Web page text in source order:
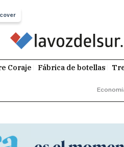
Coraje Fábrica de botellas